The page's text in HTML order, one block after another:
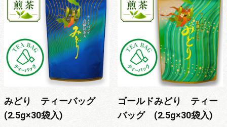
みどり ティーバッグ
(2.5g×30袋入)
ゴールドみどり ティー
バッグ (2.5g×30袋入)